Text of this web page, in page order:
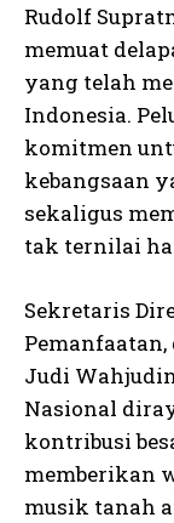
Rudolf
memuat
yang telah
Indonesia.
komitmen
kebangsaan
sekaligus
tak ternilai
Sekretaris
Pemanfaatan,
Judi
Nasional
kontribusi
memberikan
musik tanah